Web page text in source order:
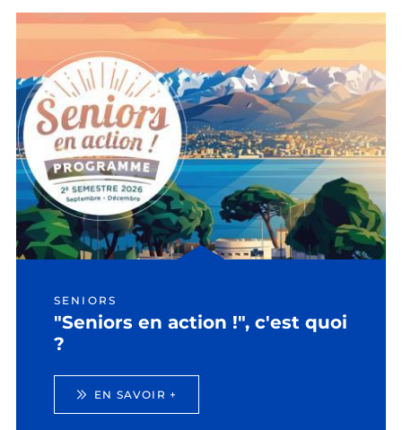
SENIORS
"Seniors en action !", c'est quoi
?
EN SAVOIR +